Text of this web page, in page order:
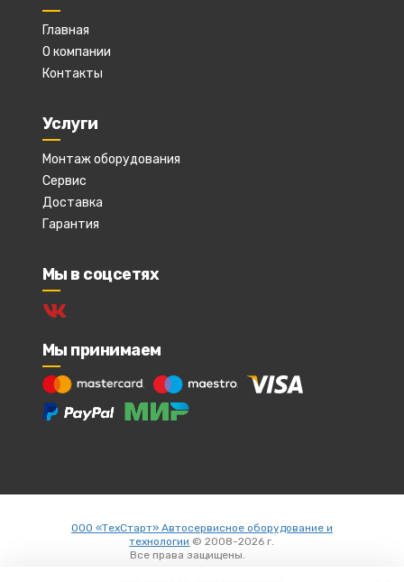
Главная
О компании
Контакты
Услуги
Монтаж оборудования
Сервис
Доставка
Гарантия
Мы в соцсетях
Мы принимаем
ООО «ТехСтарт» Автосервисное оборудование и
технологии © 2008-2026 г.
Все права защищены.